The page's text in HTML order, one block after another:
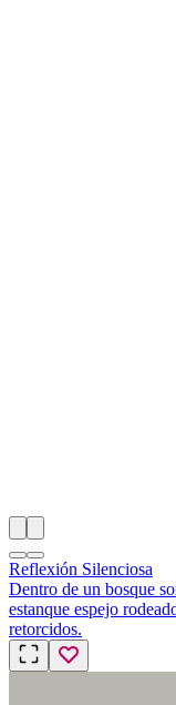
Reflexión Silenciosa
Dentro de un bosque
estanque espejo
retorcidos.